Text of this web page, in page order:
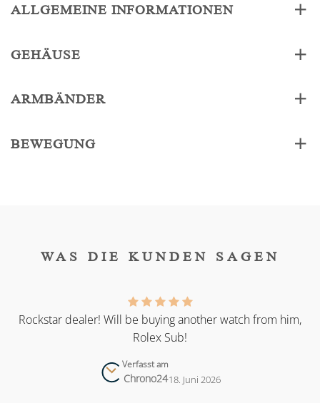
ALLGEMEINE INFORMATIONEN
GEHÄUSE
ARMBÄNDER
BEWEGUNG
WAS DIE KUNDEN SAGEN
Rockstar dealer! Will be buying another watch from him,
Rolex Sub!
Verfasst am
Chrono2418. Juni 2026